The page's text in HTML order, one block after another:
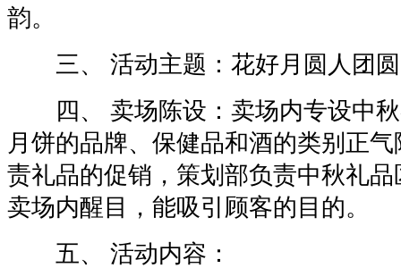
韵。
三、 活动主题：花好月圆人团圆
四、 卖场陈设：卖场内专设中秋
月饼的品牌、保健品和酒的类别正
责礼品的促销，策划部负责中秋礼
卖场内醒目，能吸引顾客的目的。
五、 活动内容：